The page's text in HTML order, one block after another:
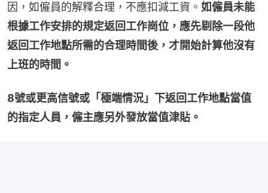
因，如僱員的解釋合理，不應扣減工資。 如僱員未能
根據工作安排的規定返回工作崗位，應先剔除一段他
返回工作地點所需的合理時間後，才開始計算他沒有
上班的時間。
8號或更高信號或「極端情況」下返回工作地點當值
的指定人員，僱主應另外發放當值津貼。